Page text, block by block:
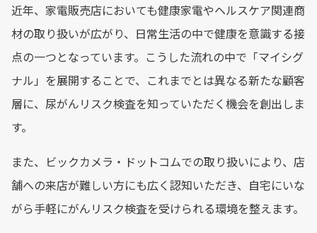
近年、家電販売店においても健康家電やヘルスケア関連商
材の取り扱いが広がり、日常生活の中で健康を意識する接
点の一つとなっています。こうした流れの中で「マイシグ
ナル」を展開することで、これまでとは異なる新たな顧客
層に、尿がんリスク検査を知っていただく機会を創出しま
す。
また、ビックカメラ・ドットコムでの取り扱いにより、店
舗への来店が難しい方にも広く認知いただき、自宅にいな
がら手軽にがんリスク検査を受けられる環境を整えます。